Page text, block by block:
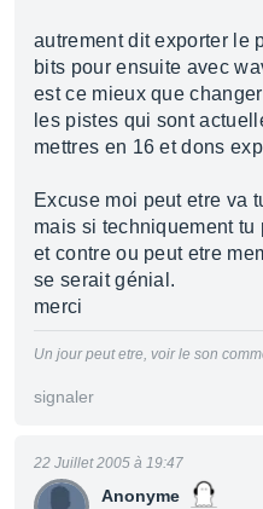
autrement dit exporter le
bits pour ensuite avec
est ce mieux que
les pistes qui sont
mettres en 16 et dons
Excuse moi peut etre va
mais si techniquement
et contre ou peut etre
se serait génial.
merci
Un jour peut etre, voir le son
signaler
Anonyme
22 Juillet 2005 à 19:47